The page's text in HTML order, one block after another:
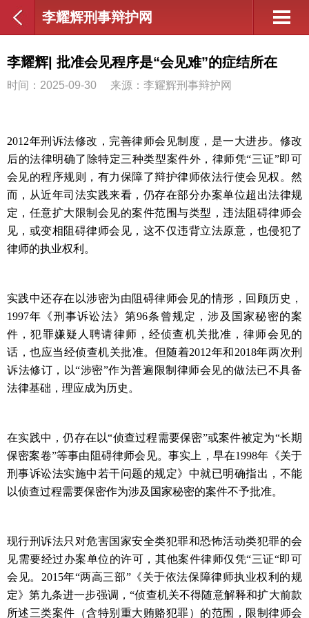
李耀辉刑事辩护网
李耀辉| 批准会见程序是“会见难”的症结所在
时间：2025-09-30 来源：李耀辉刑事辩护网
2012年刑诉法修改，完善律师会见制度，是一大进步。修改
后的法律明确了除特定三种类型案件外，律师凭“三证”即可
会见的程序规则，有力保障了辩护律师依法行使会见权。然
而，从近年司法实践来看，仍存在部分办案单位超出法律规
定，任意扩大限制会见的案件范围与类型，违法阻碍律师会
见，或变相阻碍律师会见，这不仅违背立法原意，也侵犯了
律师的执业权利。
实践中还存在以涉密为由阻碍律师会见的情形，回顾历史，
1997年《刑事诉讼法》第96条曾规定，涉及国家秘密的案
件，犯罪嫌疑人聘请律师，经侦查机关批准，律师会见的
话，也应当经侦查机关批准。但随着2012年和2018年两次刑
诉法修订，以“涉密”作为普遍限制律师会见的做法已不具备
法律基础，理应成为历史。
在实践中，仍存在以“侦查过程需要保密”或案件被定为“长期
保密案卷”等事由阻碍律师会见。事实上，早在1998年《关于
刑事诉讼法实施中若干问题的规定》中就已明确指出，不能
以侦查过程需要保密作为涉及国家秘密的案件不予批准。
现行刑诉法只对危害国家安全类犯罪和恐怖活动类犯罪的会
见需要经过办案单位的许可，其他案件律师仅凭“三证“即可
会见。 2015年“两高三部”《关于依法保障律师执业权利的规
定》第九条进一步强调，“侦查机关不得随意解释和扩大前款
所述三类案件（含特别重大贿赂犯罪）的范围，限制律师会